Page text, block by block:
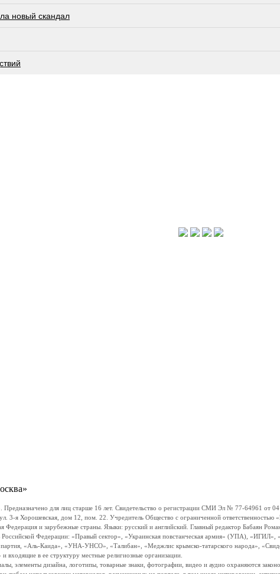
новый скандал
для лиц старше 16 лет. Свидетельство о регистрации СМИ Эл № 77-64961 от
3-я Хорошевская, дом 12, пом. 22. Учредитель Общество с ограниченной
Федерация и зарубежные страны. Языки: русский и английский. Главный редактор Бабаян
Российской Федерации: «Правый сектор», «Украинская повстанческая армия» (УПА),
«Аль-Каида», «УНА-УНСО», «Талибан», «Меджлис крымско-татарского народа»,
входящие в ее структуру местные религиозные организации.
элементы дизайна, логотипы, товарные знаки, фотографии, видео и аудио охраняются